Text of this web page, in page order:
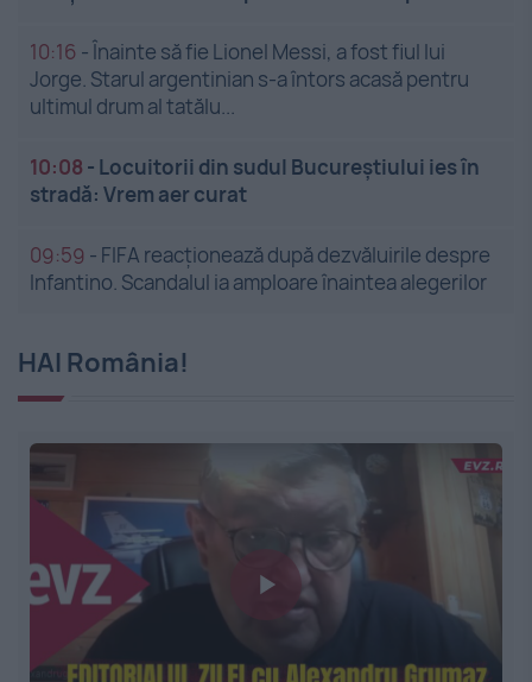
10:16 -Înainte să fie Lionel Messi, a fost fiul lui
Jorge. Starul argentinian s-a întors acasă pentru
ultimul drum al tatălu...
10:08 - Locuitorii din sudul Bucureștiului ies în
stradă: Vrem aer curat
09:59 - FIFA reacționează după dezvăluirile despre
Infantino. Scandalul ia amploare înaintea alegerilor
HAI România!